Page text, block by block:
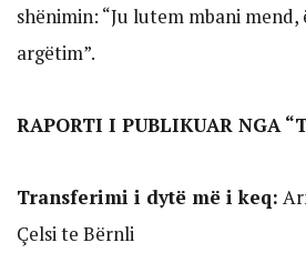
shënimin: “Ju lutem mbani
argëtim”.
RAPORTI I PUBLIKUAR NGA
Transferimi i dytë më i keq:
Çelsi te Bërnli